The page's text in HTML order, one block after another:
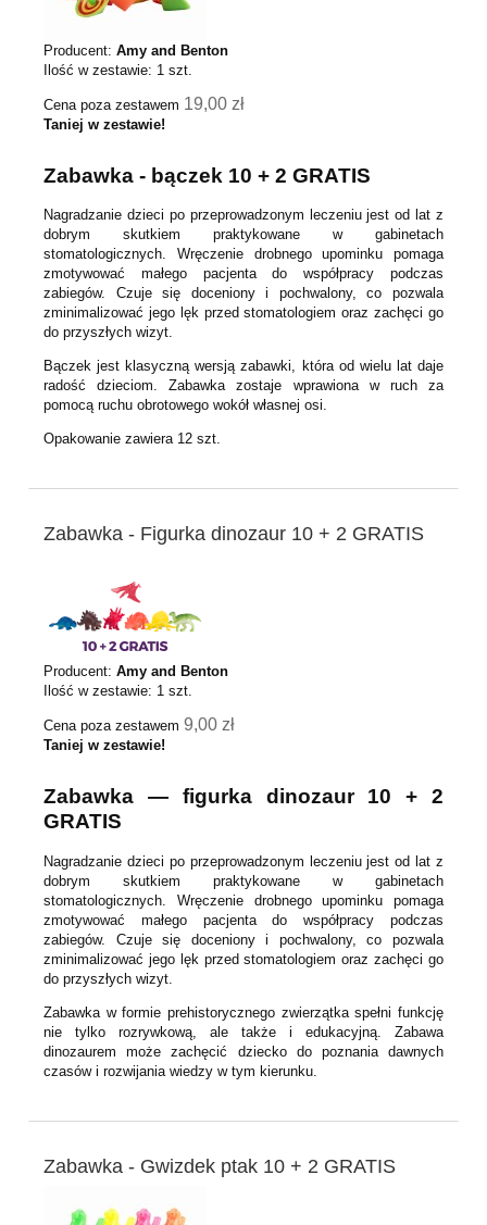
Producent: Amy and Benton
Ilość w zestawie: 1 szt.
Cena poza zestawem 19,00 zł
Taniej w zestawie!
Zabawka - bączek 10 + 2 GRATIS
Nagradzanie dzieci po przeprowadzonym leczeniu jest od lat z
dobrym skutkiem praktykowane w gabinetach
stomatologicznych. Wręczenie drobnego upominku pomaga
zmotywować małego pacjenta do współpracy podczas
zabiegów. Czuje się doceniony i pochwalony, co pozwala
zminimalizować jego lęk przed stomatologiem oraz zachęci go
do przyszłych wizyt.
Bączek jest klasyczną wersją zabawki, która od wielu lat daje
radość dzieciom. Zabawka zostaje wprawiona w ruch za
pomocą ruchu obrotowego wokół własnej osi.
Opakowanie zawiera 12 szt.
Zabawka - Figurka dinozaur 10 + 2 GRATIS
Producent: Amy and Benton
Ilość w zestawie: 1 szt.
Cena poza zestawem 9,00 zł
Taniej w zestawie!
Zabawka — figurka dinozaur 10 + 2
GRATIS
Nagradzanie dzieci po przeprowadzonym leczeniu jest od lat z
dobrym skutkiem praktykowane w gabinetach
stomatologicznych. Wręczenie drobnego upominku pomaga
zmotywować małego pacjenta do współpracy podczas
zabiegów. Czuje się doceniony i pochwalony, co pozwala
zminimalizować jego lęk przed stomatologiem oraz zachęci go
do przyszłych wizyt.
Zabawka w formie prehistorycznego zwierzątka spełni funkcję
nie tylko rozrywkową, ale także i edukacyjną. Zabawa
dinozaurem może zachęcić dziecko do poznania dawnych
czasów i rozwijania wiedzy w tym kierunku.
Zabawka - Gwizdek ptak 10 + 2 GRATIS